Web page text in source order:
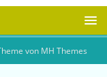
von MH Themes